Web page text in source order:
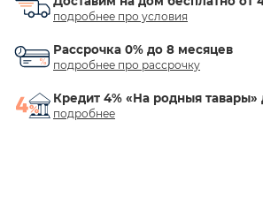
подробнее про условия
Рассрочка 0% до 8 месяцев
подробнее про рассрочку
Кредит 4% «На родныя тавары»
подробнее